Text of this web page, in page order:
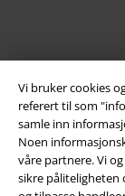
Vi bruker cookies
referert til som
samle inn
Noen
våre partnere. Vi
sikre
Juridisk